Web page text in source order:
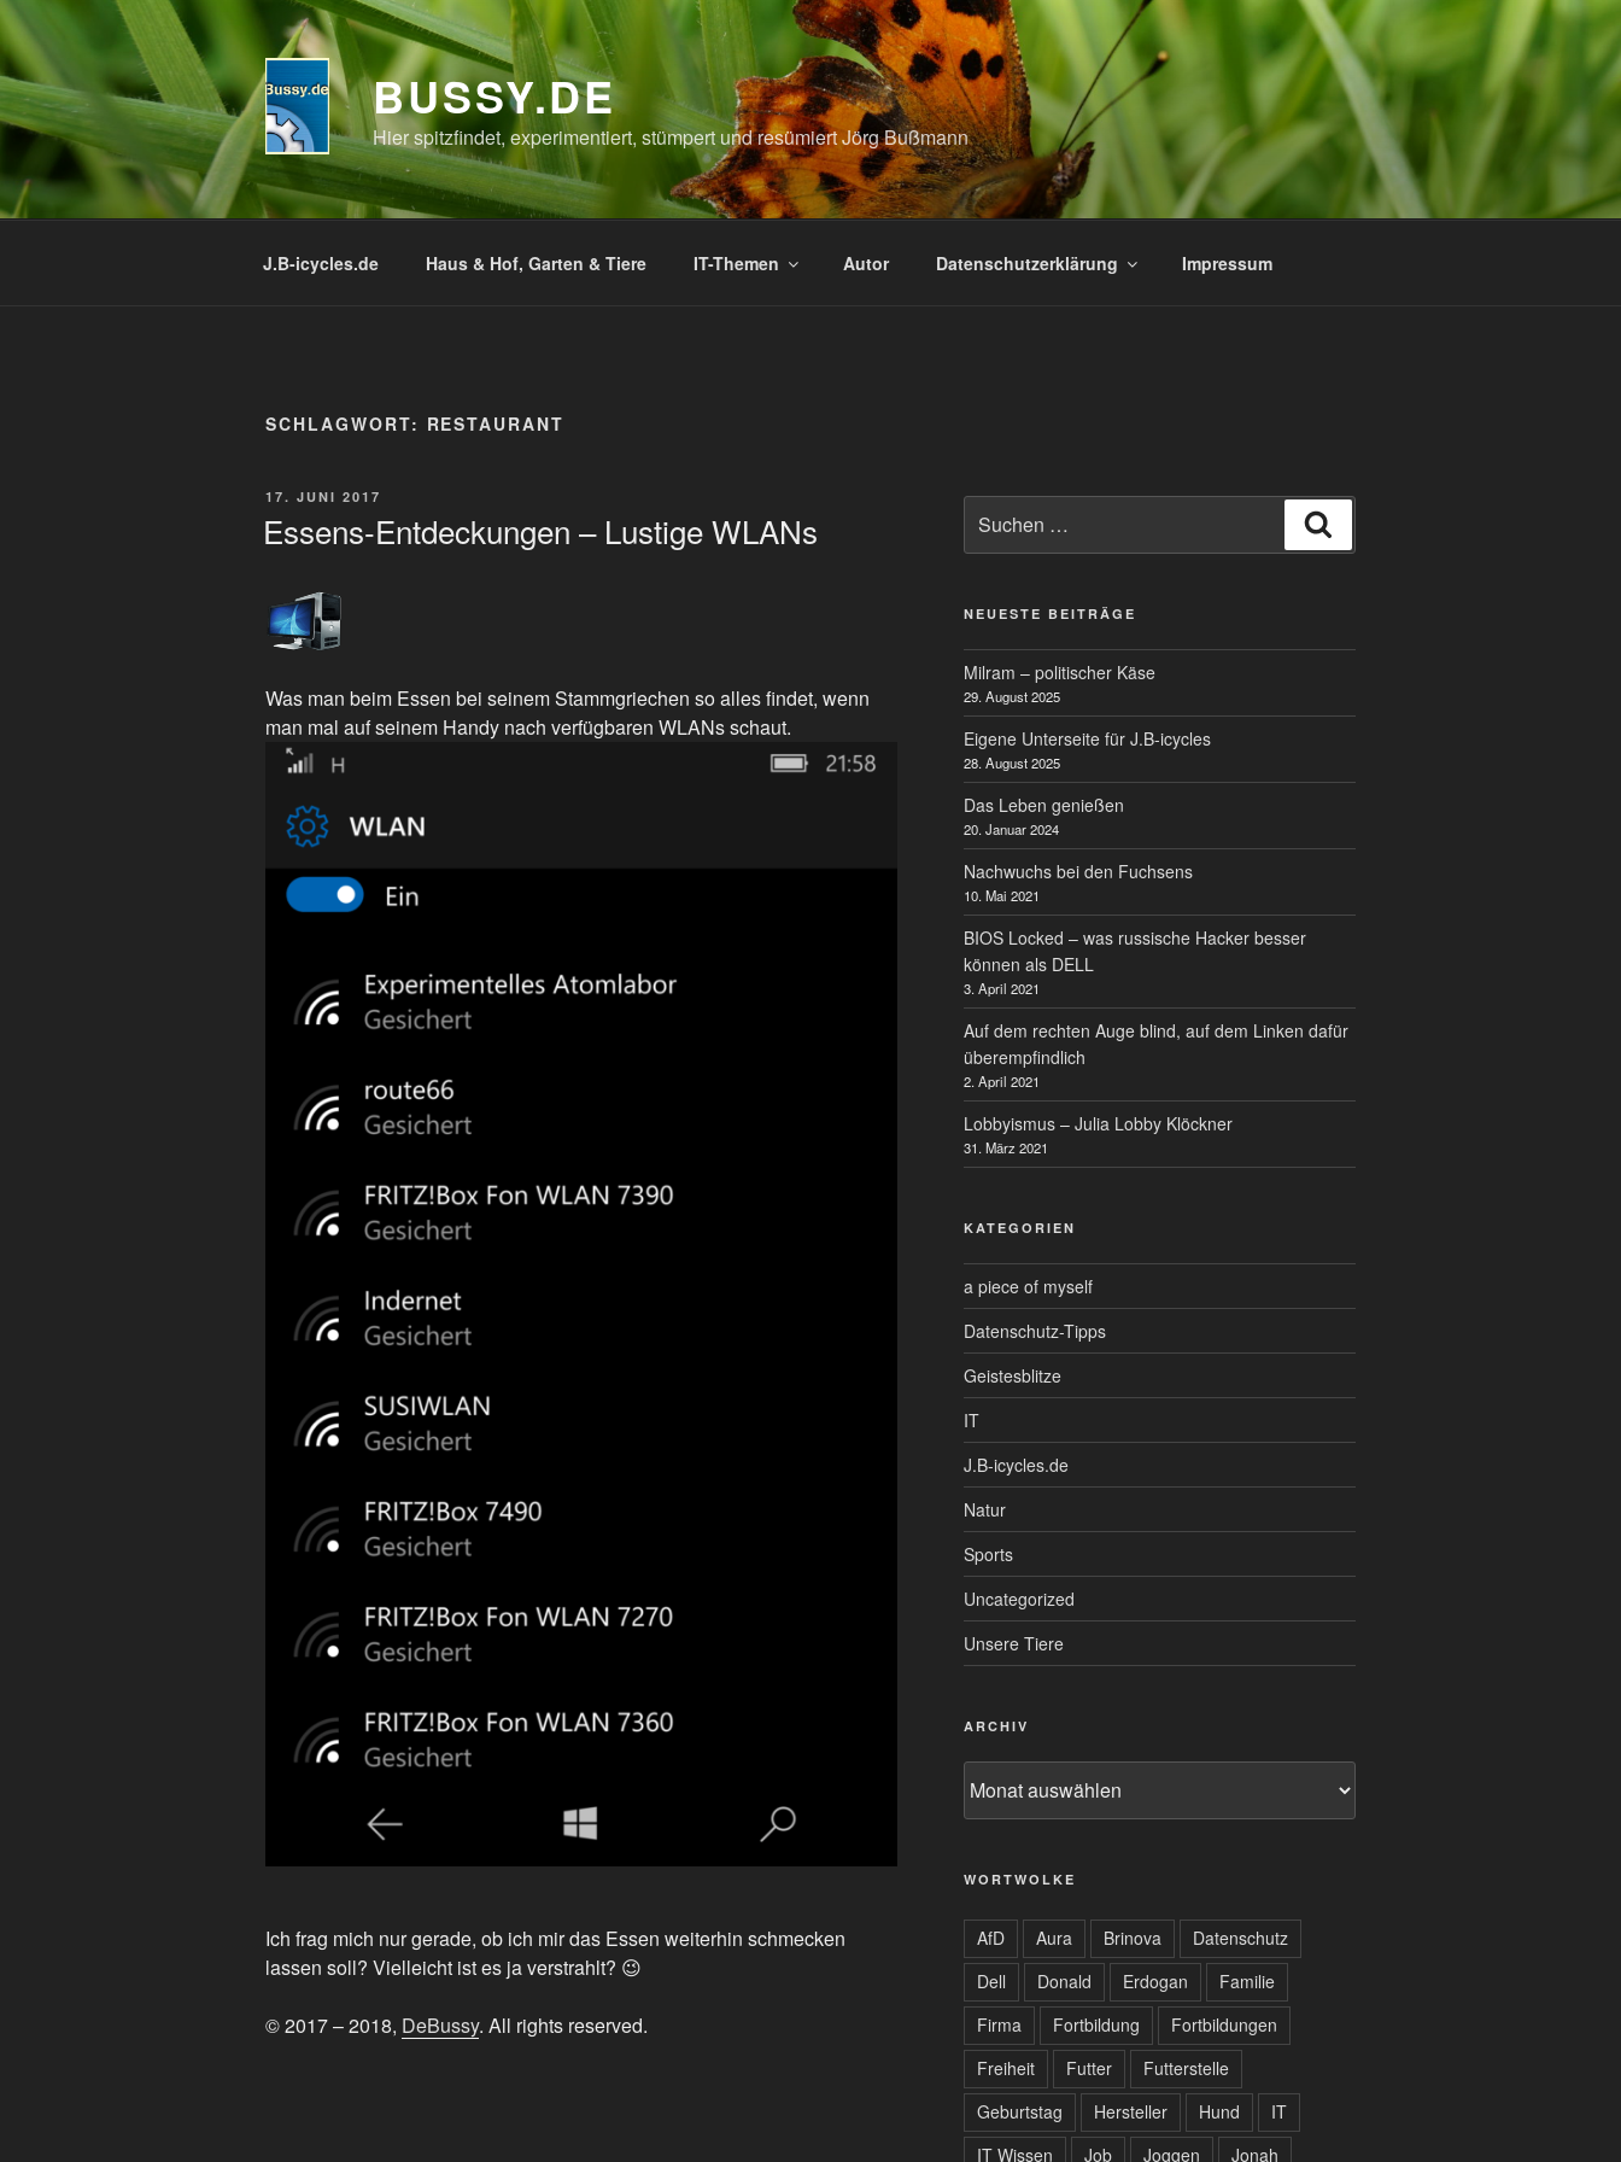
Zum
Inhalt
springen
BUSSY.DE
Hier spitzfindet, experimentiert, stümpert und resümiert Jörg Bußmann
J.B-icycles.de Haus & Hof, Garten & Tiere IT-Themen Autor Datenschutzerklärung Impressum
SCHLAGWORT: RESTAURANT
VERÖFFENTLICHT
17. JUNI 2017
Essens-Entdeckungen – Lustige WLANs
Was man beim Essen bei seinem Stammgriechen so alles findet, wenn
man mal auf seinem Handy nach verfügbaren WLANs schaut.
Ich frag mich nur gerade, ob ich mir das Essen weiterhin schmecken
lassen soll? Vielleicht ist es ja verstrahlt? 😉
© 2017 – 2018, DeBussy. All rights reserved.
nach:
NEUESTE BEITRÄGE
Milram – politischer Käse
29. August 2025
Eigene Unterseite für J.B-icycles
28. August 2025
Das Leben genießen
20. Januar 2024
Nachwuchs bei den Fuchsens
10. Mai 2021
BIOS Locked – was russische Hacker besser
können als DELL
3. April 2021
Auf dem rechten Auge blind, auf dem Linken dafür
überempfindlich
2. April 2021
Lobbyismus – Julia Lobby Klöckner
31. März 2021
KATEGORIEN
a piece of myself
Datenschutz-Tipps
Geistesblitze
IT
J.B-icycles.de
Natur
Sports
Uncategorized
Unsere Tiere
ARCHIV
WORTWOLKE
AfD Aura Brinova
Datenschutz
Dell
Donald Erdogan
Familie
Firma
Fortbildung
Fortbildungen
Freiheit
Futter
Futterstelle
Geburtstag
Hersteller Hund
IT
IT Wissen
Job Joggen Jonah